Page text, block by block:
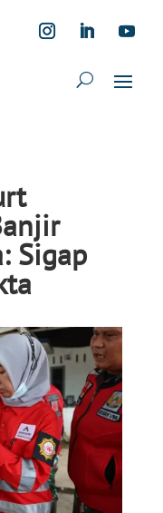
Sigap